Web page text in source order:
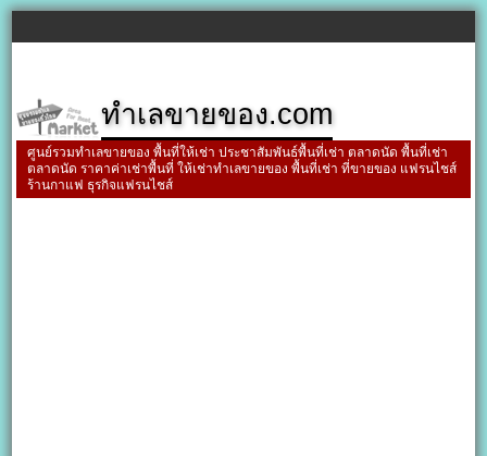
ทำเลขายของ.com
ศูนย์รวมทำเลขายของ พื้นที่ให้เช่า ประชาสัมพันธ์พื้นที่เช่า ตลาดนัด พื้นที่เช่า
ตลาดนัด ราคาค่าเช่าพื้นที่ ให้เช่าทำเลขายของ พื้นที่เช่า ที่ขายของ แฟรนไชส์
ร้านกาแฟ ธุรกิจแฟรนไชส์